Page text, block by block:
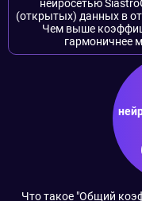
нейросетью
(открытых) данных в
Чем выше
гармоничнее
Что такое "Общий